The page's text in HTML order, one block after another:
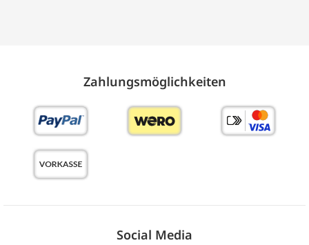
Zahlungs­möglich­keiten
Social Media